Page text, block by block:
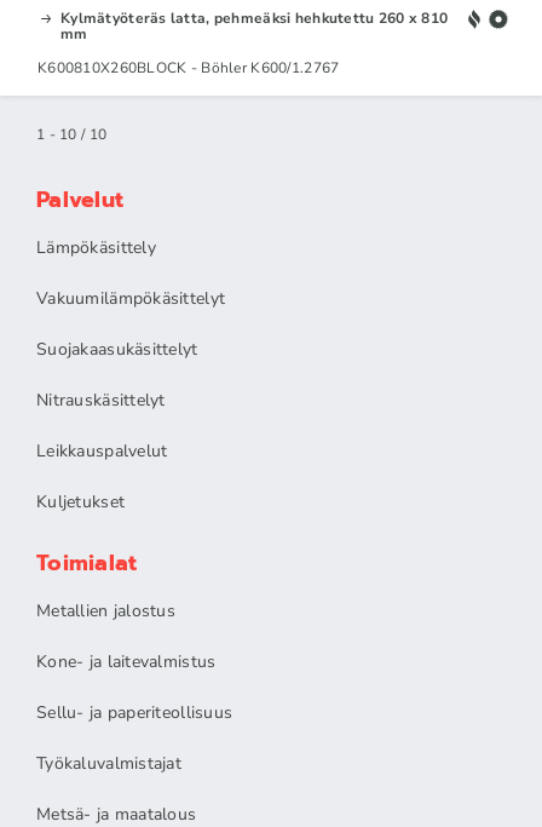
Kylmätyöteräs latta, pehmeäksi hehkutettu 260 x 810
mm
K600810X260BLOCK - Böhler K600/1.2767
1 - 10 / 10
Palvelut
Lämpökäsittely
Vakuumilämpökäsittelyt
Suojakaasukäsittelyt
Nitrauskäsittelyt
Leikkauspalvelut
Kuljetukset
Toimialat
Metallien jalostus
Kone- ja laitevalmistus
Sellu- ja paperiteollisuus
Työkaluvalmistajat
Metsä- ja maatalous